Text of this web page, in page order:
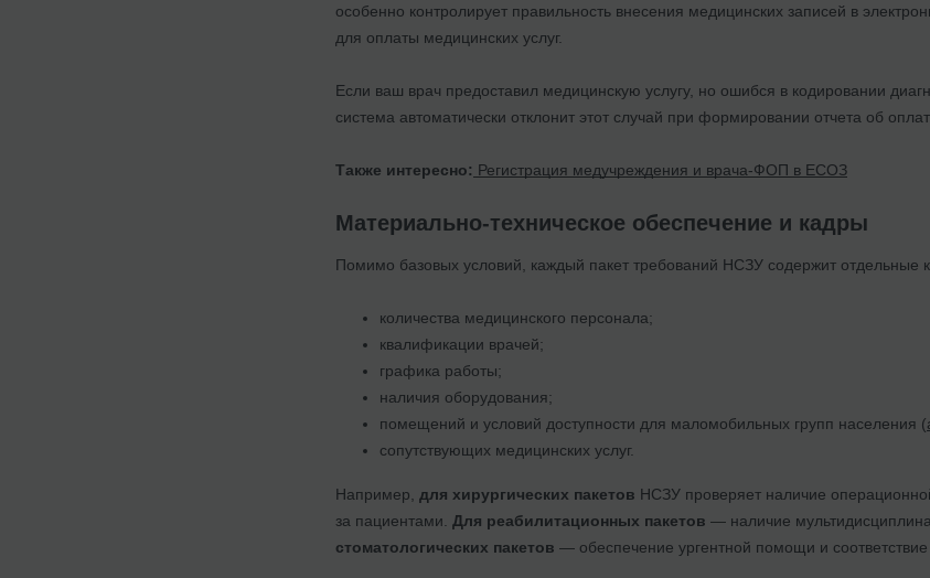
особенно контролирует правильность внесения медицинских записей в
для оплаты медицинских услуг.
Если ваш врач предоставил медицинскую услугу, но ошибся в кодировании
система автоматически отклонит этот случай при формировании отчета об
Также интересно: Регистрация медучреждения и врача-ФОП в ЕСОЗ
Материально-техническое обеспечение и кадры
Помимо базовых условий, каждый пакет требований НСЗУ содержит отдельные
количества медицинского персонала;
квалификации врачей;
графика работы;
наличия оборудования;
помещений и условий доступности для маломобильных групп населения (
сопутствующих медицинских услуг.
Например, для хирургических пакетов НСЗУ проверяет наличие
за пациентами. Для реабилитационных пакетов — наличие
стоматологических пакетов — обеспечение ургентной помощи и